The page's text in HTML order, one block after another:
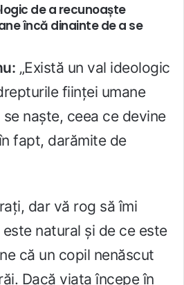
de a recunoaște
încă dinainte de a se
„Există un val ideologic
ființei umane
naște, ceea ce devine
fapt, darămite de
dar vă rog să îmi
natural și de ce este
că un copil nenăscut
Dacă viața începe în